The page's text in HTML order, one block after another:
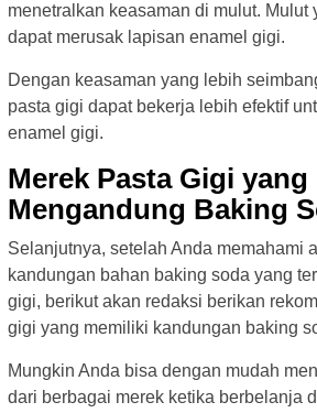
menetralkan keasaman di mulut. Mulut
dapat merusak lapisan enamel gigi.
Dengan keasaman yang lebih
pasta gigi dapat bekerja lebih efektif
enamel gigi.
Merek Pasta Gigi yang
Mengandung Baking
Selanjutnya, setelah Anda memahami
kandungan bahan baking soda yang
gigi, berikut akan redaksi berikan
gigi yang memiliki kandungan baking
Mungkin Anda bisa dengan mudah
dari berbagai merek ketika berbelanja